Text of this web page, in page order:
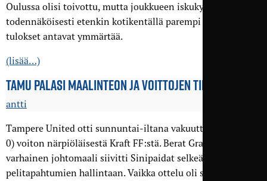
Oulussa olisi toivottu, mutta joukkueen iskukyky on
todennäköisesti etenkin kotikentällä parempi kuin mitä
tulokset antavat ymmärtää.
(lisää…)
TAMU PALASI MAALINTEON JA VOITTOJEN TIELLE
antti
Tampere United otti sunnuntai-iltana vakuuttavan 3–0 (1–
0) voiton närpiöläisestä Kraft FF:stä. Berat Grabovcin
varhainen johtomaali siivitti Sinipaidat selkeään
pelitapahtumien hallintaan. Vaikka ottelu oli siirretty